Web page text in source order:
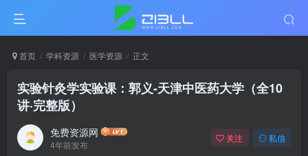
首页 学科资源 医学资源 正文
实验针灸学实验课：郭义-天津中医药大学（全10
讲·完整版）
免费资源网
4年前发布
关注 私信